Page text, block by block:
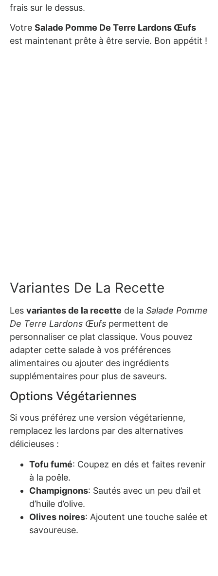
frais sur le dessus.
Votre Salade Pomme De Terre Lardons Œufs
est maintenant prête à être servie. Bon appétit !
Variantes De La Recette
Les variantes de la recette de la Salade Pomme
De Terre Lardons Œufs permettent de
personnaliser ce plat classique. Vous pouvez
adapter cette salade à vos préférences
alimentaires ou ajouter des ingrédients
supplémentaires pour plus de saveurs.
Options Végétariennes
Si vous préférez une version végétarienne,
remplacez les lardons par des alternatives
délicieuses :
Tofu fumé: Coupez en dés et faites revenir
à la poêle.
Champignons: Sautés avec un peu d’ail et
d’huile d’olive.
Olives noires: Ajoutent une touche salée et
savoureuse.